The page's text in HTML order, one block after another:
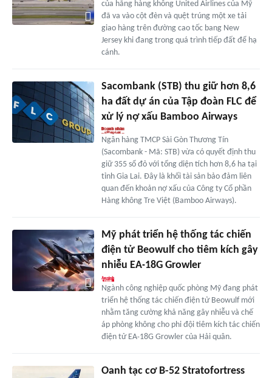
của hãng hàng không United Airlines của Mỹ
đã va vào cột đèn và quệt trúng một xe tải
giao hàng trên đường cao tốc bang New
Jersey khi đang trong quá trình tiếp đất để hạ
cánh.
Sacombank (STB) thu giữ hơn 8,6
ha đất dự án của Tập đoàn FLC để
xử lý nợ xấu Bamboo Airways
Ngân hàng TMCP Sài Gòn Thương Tín
(Sacombank - Mã: STB) vừa có quyết định thu
giữ 355 sổ đỏ với tổng diện tích hơn 8,6 ha tại
tỉnh Gia Lai. Đây là khối tài sản bảo đảm liên
quan đến khoản nợ xấu của Công ty Cổ phần
Hàng không Tre Việt (Bamboo Airways).
Mỹ phát triển hệ thống tác chiến
điện tử Beowulf cho tiêm kích gây
nhiễu EA‑18G Growler
Ngành công nghiệp quốc phòng Mỹ đang phát
triển hệ thống tác chiến điện tử Beowulf mới
nhằm tăng cường khả năng gây nhiễu và chế
áp phòng không cho phi đội tiêm kích tác chiến
điện tử EA‑18G Growler của Hải quân.
Oanh tạc cơ B-52 Stratofortress